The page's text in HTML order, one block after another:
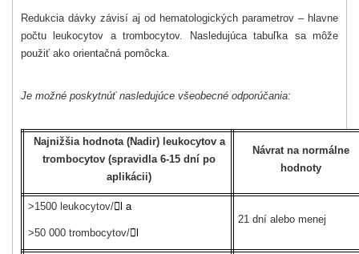
Redukcia dávky závisí aj od hematologických parametrov – hlavne
počtu leukocytov a trombocytov. Nasledujúca tabuľka sa môže
použiť ako orientačná pomôcka.
Je možné poskytnúť nasledujúce všeobecné odporúčania:
Najnižšia hodnota (Nadir) leukocytov a
trombocytov (spravidla 6-15 dní po
aplikácii)
Návrat na normálne
hodnoty
>1500 leukocytov/ l a
>50 000 trombocytov/
21 dní alebo menej